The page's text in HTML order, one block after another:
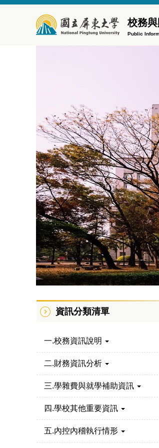
校務
Public
資訊分類清單
一.校務資訊說明
二.財務資訊分析
三.學雜費與就學補助資訊
四.學校其他重要資訊
五.內控內稽執行情形